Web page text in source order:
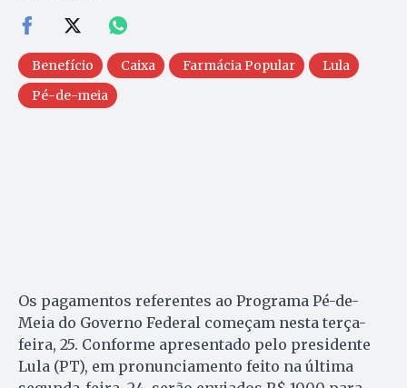
Benefício Caixa Farmácia Popular
Lula
Pé-de-meia
Os pagamentos referentes ao Programa Pé-de-
Meia do Governo Federal começam nesta terça-
feira, 25. Conforme apresentado pelo presidente
Lula (PT), em pronunciamento feito na última